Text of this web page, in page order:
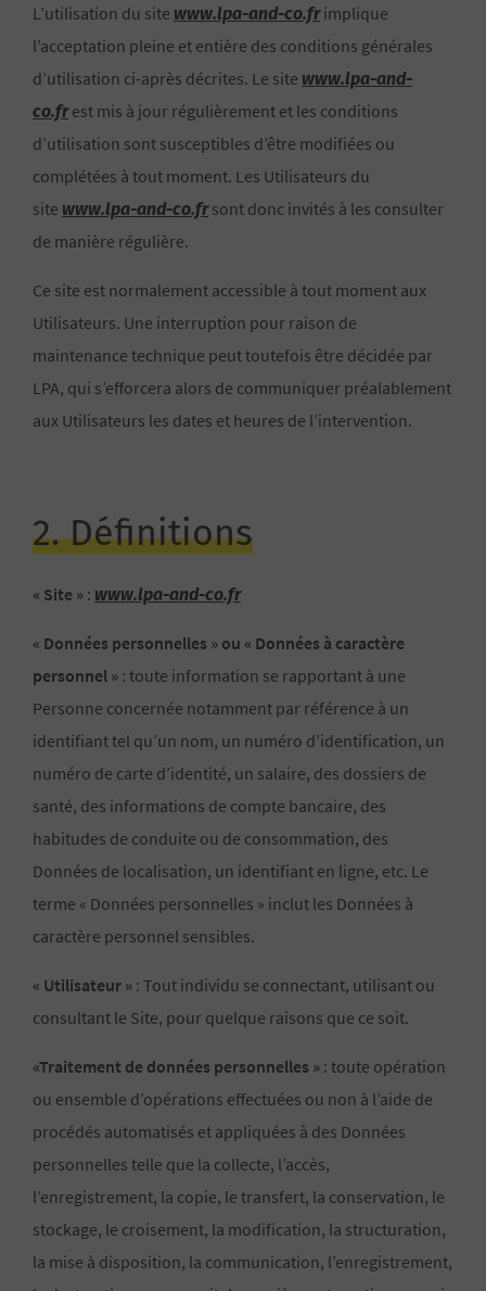
L’utilisation du site www.lpa-and-co.frimplique
l’acceptation pleine et entière des conditions générales
d’utilisation ci-après décrites. Le site www.lpa-and-
co.frest mis à jour régulièrement et les conditions
d’utilisation sont susceptibles d’être modifiées ou
complétées à tout moment. Les Utilisateurs du
site www.lpa-and-co.frsont donc invités à les consulter
de manière régulière.
Ce site est normalement accessible à tout moment aux
Utilisateurs. Une interruption pour raison de
maintenance technique peut toutefois être décidée par
LPA, qui s’efforcera alors de communiquer préalablement
aux Utilisateurs les dates et heures de l’intervention.
2. Définitions
« Site »: www.lpa-and-co.fr
« Données personnelles » ou « Données à caractère
personnel »: toute information se rapportant à une
Personne concernée notamment par référence à un
identifiant tel qu’un nom, un numéro d’identification, un
numéro de carte d’identité, un salaire, des dossiers de
santé, des informations de compte bancaire, des
habitudes de conduite ou de consommation, des
Données de localisation, un identifiant en ligne, etc. Le
terme « Données personnelles » inclut les Données à
caractère personnel sensibles.
« Utilisateur »: Tout individu se connectant, utilisant ou
consultant le Site, pour quelque raisons que ce soit.
«Traitement de données personnelles »: toute opération
ou ensemble d’opérations effectuées ou non à l’aide de
procédés automatisés et appliquées à des Données
personnelles telle que la collecte, l’accès,
l’enregistrement, la copie, le transfert, la conservation, le
stockage, le croisement, la modification, la structuration,
la mise à disposition, la communication, l’enregistrement,